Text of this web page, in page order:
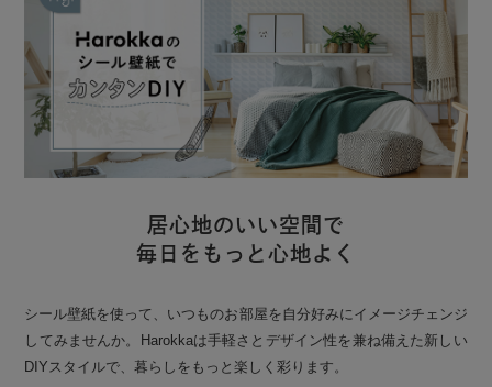
居心地のいい空間で
毎日をもっと心地よく
シール壁紙を使って、いつものお部屋を自分好みにイメージチェンジ
してみませんか。Harokkaは手軽さとデザイン性を兼ね備えた新しい
DIYスタイルで、暮らしをもっと楽しく彩ります。